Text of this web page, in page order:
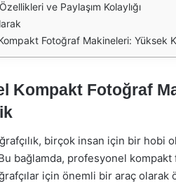
ve Paylaşım Kolaylığı
Fotoğraf Makineleri: Yüksek
Kompakt Fotoğraf
birçok insan için bir hobi
bağlamda, profesyonel
için önemli bir araç olarak